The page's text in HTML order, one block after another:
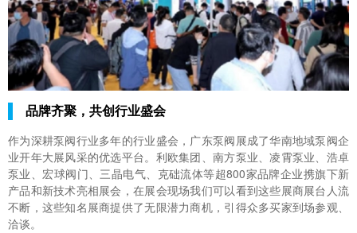
品牌齐聚，共创行业盛会
作为深耕泵阀行业多年的行业盛会，广东泵阀展成了华南地域泵阀企
业开年大展风采的优选平台。利欧集团、南方泵业、凌霄泵业、浩卓
泵业、宏球阀门、三晶电气、克础流体等超800家品牌企业携旗下新
产品和新技术亮相展会，在展会现场我们可以看到这些展商展台人流
不断，这些知名展商提供了无限潜力商机，引得众多买家到场参观、
洽谈。